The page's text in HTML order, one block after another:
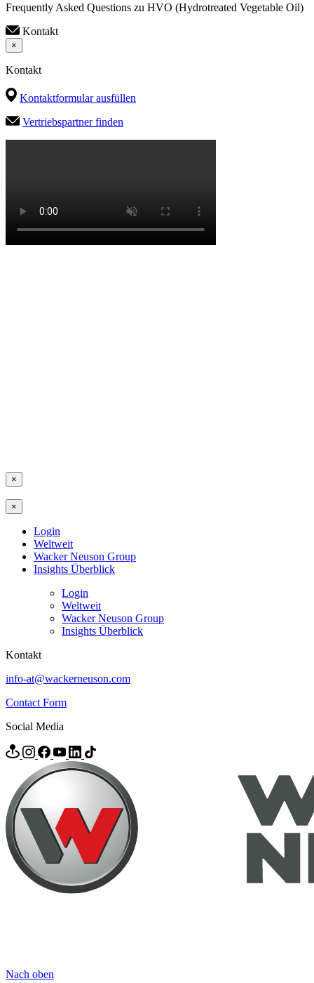
Frequently Asked Questions zu HVO (Hydrotreated Vegetable Oil)
Kontakt
×
Kontakt
Kontaktformular ausfüllen
Vertriebspartner finden
×
×
Login
Weltweit
Wacker Neuson Group
Insights Überblick
Login
Weltweit
Wacker Neuson Group
Insights Überblick
Kontakt
info-at@wackerneuson.com
Contact Form
Social Media
Nach oben